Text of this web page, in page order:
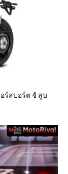
ร์สปอร์ต 4 สูบ